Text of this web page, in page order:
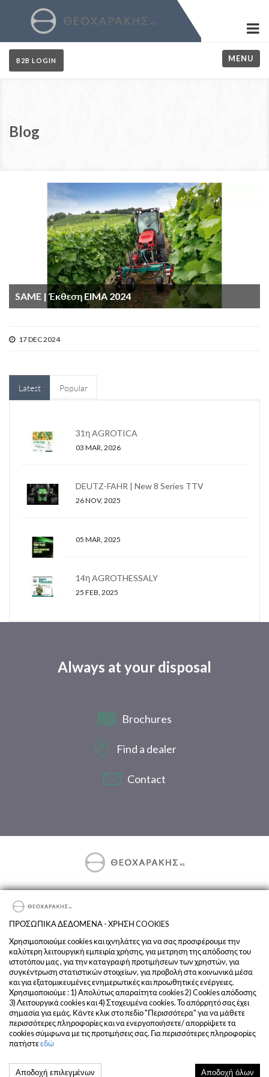
B2B LOGIN MENU
Blog
SAME | Έκθεση EIMA 2024
17 DEC 2024
Latest Popular
31η AGROTICA
03 MAR, 2026
DEUTZ-FAHR | New 8 Series TTV
26 NOV, 2025
05 MAR, 2025
14η AGROTHESSALY
25 FEB, 2025
Always at your disposal
Brochures
Find a dealer
Contact
Terms and Conditions
Privacy
Company
© 2020 THEOCARAKIS. All Rights Reserved
ΠΡΟΣΩΠΙΚΑ ΔΕΔΟΜΕΝΑ - ΧΡΗΣΗ COOKIES
Χρησιμοποιούμε cookies και ιχνηλάτες για να σας προσφέρουμε την
καλύτερη λειτουργική εμπειρία χρήσης, για μετρηση της απόδοσης του
ιστοτόπου μας , για την καταγραφή προτιμήσεων των χρηστών, για
συγκέντρωση στατιστικών στοιχείων, για προβολή στα κοινωνικά μέσα
και για εξατομικευμένες ενημερωτικές και προωθητικές ενέργειες.
Χρησιμοποιούμε : 1) Απολύτως απαραίτητα cookies 2) Cookies απόδοσης
3) Λειτουργικά cookies και 4) Στοχευμένα cookies. Το απόρρητό σας έχει
σημασία για εμάς. Κάντε κλικ στο πεδίο "Περισσότερα" για να μάθετε
περισσότερες πληροφορίες και να ενεργοποιήσετε/ απορρίψετε τα
cookies σύμφωνα με τις προτιμήσεις σας. Για περισσότερες πληροφορίες
πατήστεεδώ
Αποδοχή επιλεγμένων Αποδοχή όλων